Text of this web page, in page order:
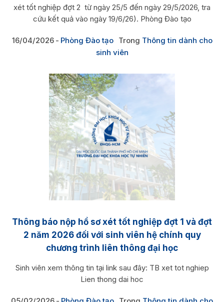
xét tốt nghiệp đợt 2 từ ngày 25/5 đến ngày 29/5/2026, tra
cứu kết quả vào ngày 19/6/26). Phòng Đào tạo
16/04/2026 Phòng Đào tạo Trong Thông tin dành cho
sinh viên
Thông báo nộp hồ sơ xét tốt nghiệp đợt 1 và đợt
2 năm 2026 đối với sinh viên hệ chính quy
chương trình liên thông đại học
Sinh viên xem thông tin tại link sau đây: TB xet tot nghiep
Lien thong dai hoc